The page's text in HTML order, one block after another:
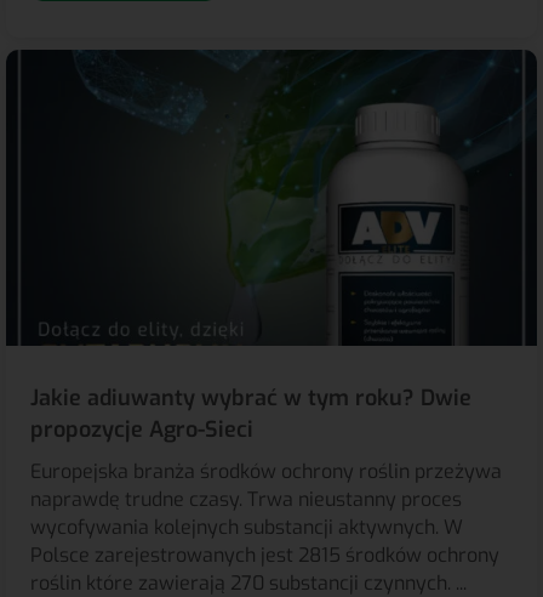
Jakie adiuwanty wybrać w tym roku? Dwie
propozycje Agro-Sieci
Europejska branża środków ochrony roślin przeżywa
naprawdę trudne czasy. Trwa nieustanny proces
wycofywania kolejnych substancji aktywnych. W
Polsce zarejestrowanych jest 2815 środków ochrony
roślin które zawierają 270 substancji czynnych. ...